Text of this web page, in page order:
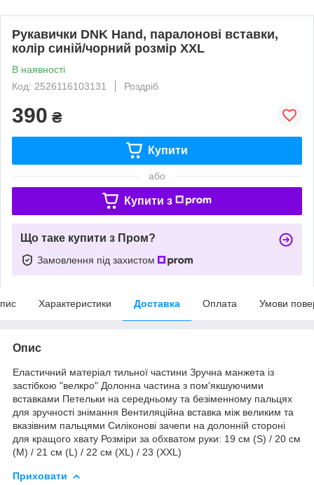
Рукавички DNK Hand, паралонові вставки,
колір синій/чорний розмір XXL
В наявності
Код: 2526116103131
Роздріб
390 ₴
Купити
або
Купити з
Що таке купити з Пром?
Замовлення під захистом
Характеристики Доставка Оплата Умови
Опис
Еластичний матеріал тильної частини Зручна манжета із
застібкою "велкро" Долонна частина з пом'якшуючими
вставками Петельки на середньому та безіменному пальцях
для зручності знімання Вентиляційна вставка між великим та
вказівним пальцями Силіконові зачепи на долонній стороні
для кращого хвату Розміри за обхватом руки: 19 см (S) / 20 см
(M) / 21 см (L) / 22 см (XL) / 23 (XXL)
Приховати